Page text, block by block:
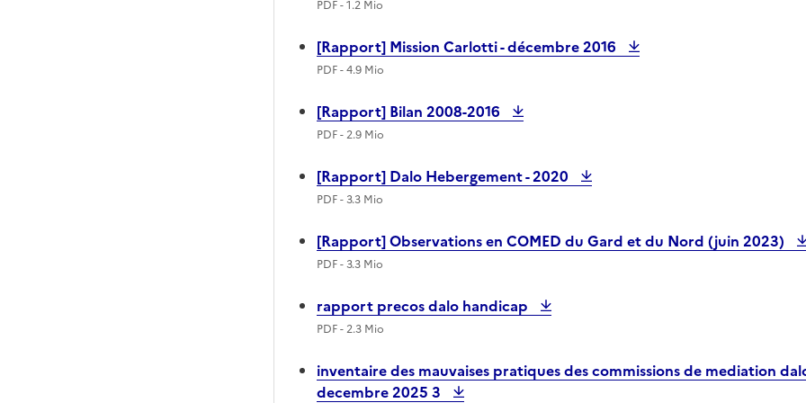
PDF- 1.2 Mio
[Rapport] Mission Carlotti - décembre 2016
PDF- 4.9 Mio
[Rapport] Bilan 2008-2016
PDF- 2.9 Mio
[Rapport] Dalo Hebergement - 2020
PDF- 3.3 Mio
[Rapport] Observations en COMED du Gard et du Nord (juin 2023)
PDF- 3.3 Mio
rapport precos dalo handicap
PDF- 2.3 Mio
inventaire des mauvaises pratiques des commissions de mediation
decembre 2025 3